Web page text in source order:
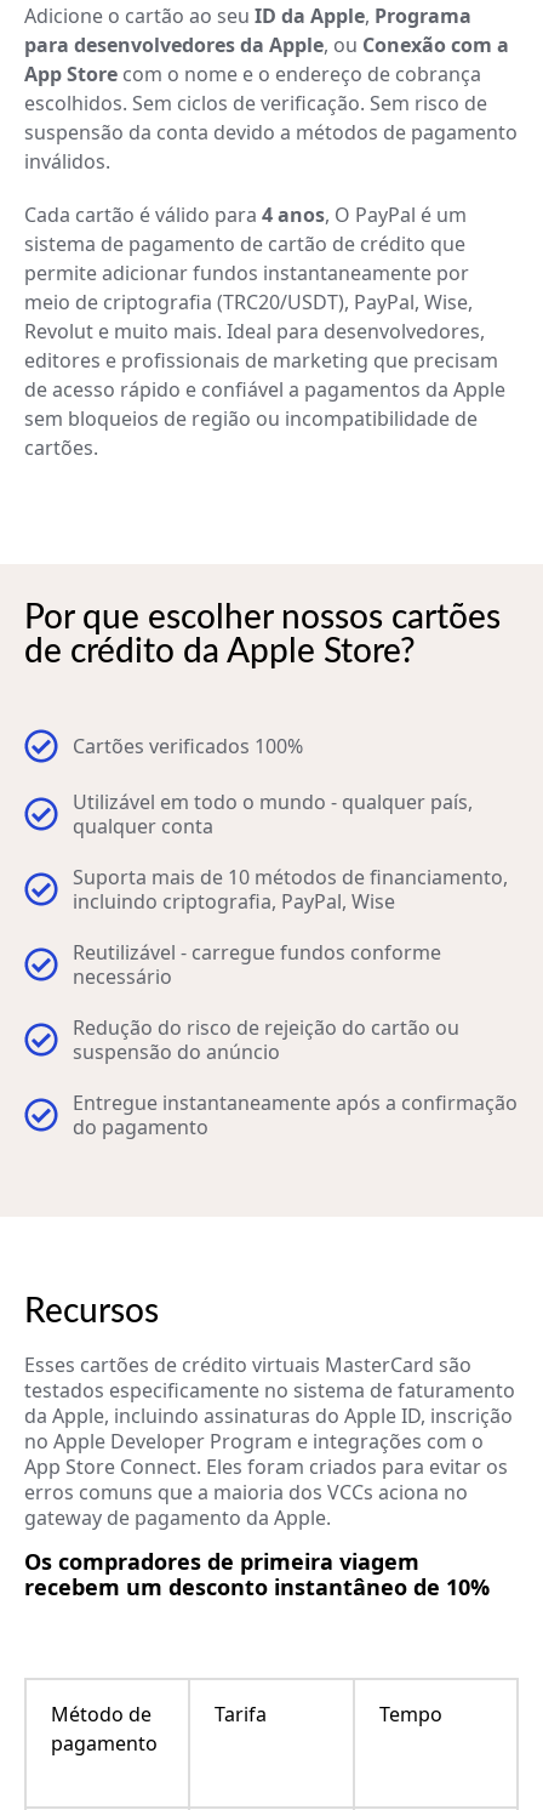
Adicione o cartão ao seu ID da Apple, Programa
para desenvolvedores da Apple, ou Conexão com a
App Store com o nome e o endereço de cobrança
escolhidos. Sem ciclos de verificação. Sem risco de
suspensão da conta devido a métodos de pagamento
inválidos.
Cada cartão é válido para 4 anos, O PayPal é um
sistema de pagamento de cartão de crédito que
permite adicionar fundos instantaneamente por
meio de criptografia (TRC20/USDT), PayPal, Wise,
Revolut e muito mais. Ideal para desenvolvedores,
editores e profissionais de marketing que precisam
de acesso rápido e confiável a pagamentos da Apple
sem bloqueios de região ou incompatibilidade de
cartões.
Por que escolher nossos cartões
de crédito da Apple Store?
Cartões verificados 100%
Utilizável em todo o mundo - qualquer país,
qualquer conta
Suporta mais de 10 métodos de financiamento,
incluindo criptografia, PayPal, Wise
Reutilizável - carregue fundos conforme
necessário
Redução do risco de rejeição do cartão ou
suspensão do anúncio
Entregue instantaneamente após a confirmação
do pagamento
Recursos
Esses cartões de crédito virtuais MasterCard são
testados especificamente no sistema de faturamento
da Apple, incluindo assinaturas do Apple ID, inscrição
no Apple Developer Program e integrações com o
App Store Connect. Eles foram criados para evitar os
erros comuns que a maioria dos VCCs aciona no
gateway de pagamento da Apple.
Os compradores de primeira viagem
recebem um desconto instantâneo de 10%
Método de
pagamento
Tarifa Tempo